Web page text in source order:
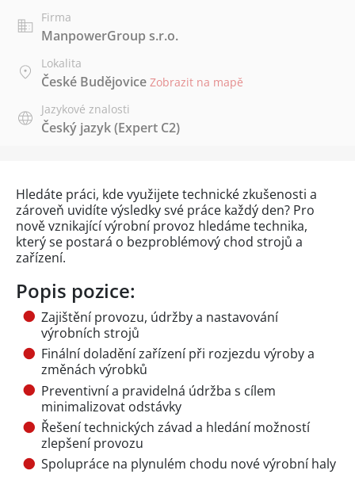
Firma
ManpowerGroup s.r.o.
Lokalita
České Budějovice Zobrazit na mapě
Jazykové znalosti
Český jazyk(Expert C2)
Hledáte práci, kde využijete technické zkušenosti a
zároveň uvidíte výsledky své práce každý den? Pro
nově vznikající výrobní provoz hledáme technika,
který se postará o bezproblémový chod strojů a
zařízení.
Popis pozice:
Zajištění provozu, údržby a nastavování
výrobních strojů
Finální doladění zařízení při rozjezdu výroby a
změnách výrobků
Preventivní a pravidelná údržba s cílem
minimalizovat odstávky
Řešení technických závad a hledání možností
zlepšení provozu
Spolupráce na plynulém chodu nové výrobní haly